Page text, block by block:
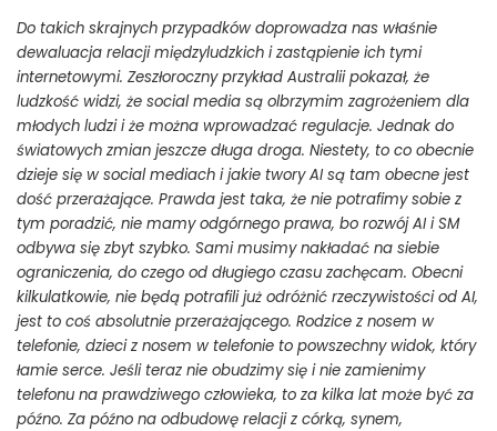
Do takich skrajnych przypadków doprowadza nas właśnie
dewaluacja relacji międzyludzkich i zastąpienie ich tymi
internetowymi. Zeszłoroczny przykład Australii pokazał, że
ludzkość widzi, że social media są olbrzymim zagrożeniem dla
młodych ludzi i że można wprowadzać regulacje. Jednak do
światowych zmian jeszcze długa droga. Niestety, to co obecnie
dzieje się w social mediach i jakie twory AI są tam obecne jest
dość przerażające. Prawda jest taka, że nie potrafimy sobie z
tym poradzić, nie mamy odgórnego prawa, bo rozwój AI i SM
odbywa się zbyt szybko. Sami musimy nakładać na siebie
ograniczenia, do czego od długiego czasu zachęcam. Obecni
kilkulatkowie, nie będą potrafili już odróżnić rzeczywistości od AI,
jest to coś absolutnie przerażającego. Rodzice z nosem w
telefonie, dzieci z nosem w telefonie to powszechny widok, który
łamie serce. Jeśli teraz nie obudzimy się i nie zamienimy
telefonu na prawdziwego człowieka, to za kilka lat może być za
późno. Za późno na odbudowę relacji z córką, synem,